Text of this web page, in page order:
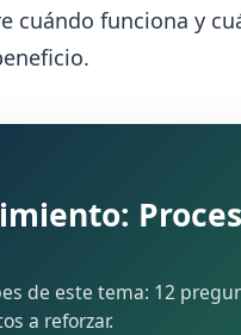
cuándo funciona y
de este tema: 12
a reforzar.